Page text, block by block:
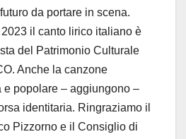
da portare in scena.
il canto lirico italiano è
del Patrimonio Culturale
Anche la canzone
e popolare – aggiungono –
identitaria. Ringraziamo il
Pizzorno e il Consiglio di